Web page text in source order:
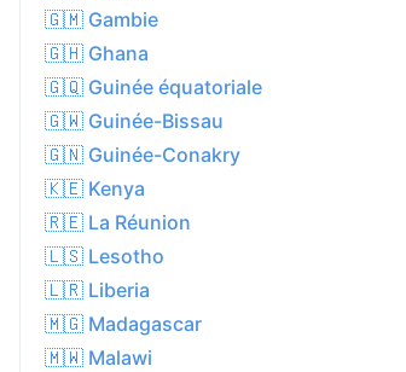
ven. 14. août
🇬🇲 Gambie
🇬🇭 Ghana
🇬🇶 Guinée équatoriale
🇬🇼 Guinée-Bissau
🇬🇳 Guinée-Conakry
🇰🇪 Kenya
🇷🇪 La Réunion
🇱🇸 Lesotho
🇱🇷 Liberia
🇲🇬 Madagascar
🇲🇼 Malawi